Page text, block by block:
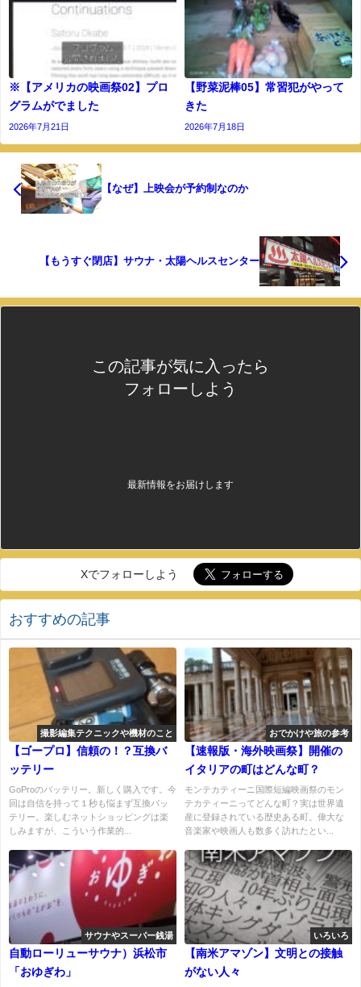
※【アメリカの映画祭02】プロ
グラムがでました
2026年7月21日
【野菜泥棒05】常習犯がやって
きた
2026年7月18日
【なぜ】上映会が予約制なのか
【もうすぐ閉店】サウナ・太陽ヘルスセンター
この記事が気に入ったら
フォローしよう
最新情報をお届けします
Xでフォローしよう
おすすめの記事
撮影編集テクニックや機材のこと
【ゴープロ】信頼の！？互換バ
ッテリー
GoProのバッテリー。新しく購入です。今
回は自信を持って１秒も悩まず互換バッ
テリー。楽しむネットショッピングは楽
しみますが、こういう作業的...
おでかけや旅の参考
【速報版・海外映画祭】開催の
イタリアの町はどんな町？
モンテカティーニ国際短編映画祭のモン
テカティーニってどんな町？実は世界遺
産に登録されている歴史ある町。偉大な
音楽家や映画人も数多く訪れたとい...
サウナやスーパー銭湯
自動ローリューサウナ）浜松市
「おゆぎわ」
いろいろ
【南米アマゾン】文明との接触
がない人々